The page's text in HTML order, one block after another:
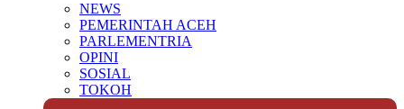
NEWS
PEMERINTAH ACEH
PARLEMENTRIA
OPINI
SOSIAL
TOKOH